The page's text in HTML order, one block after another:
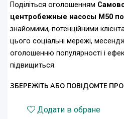
Поділіться оголошенням
центробежные насосы М50
знайомими, потенційними
цього соціальні мережі,
оголошенню популярності і
підвищиться.
ЗБЕРЕЖІТЬ АБО ПОВІДОМТЕ
Додати в обране